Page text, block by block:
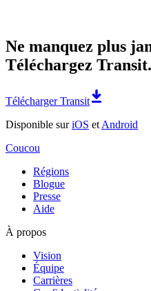
Ne manquez plus
Téléchargez Transit.
Télécharger Transit
Disponible suriOS et Android
Coucou
Régions
Blogue
Presse
Aide
À propos
Vision
Équipe
Carrières